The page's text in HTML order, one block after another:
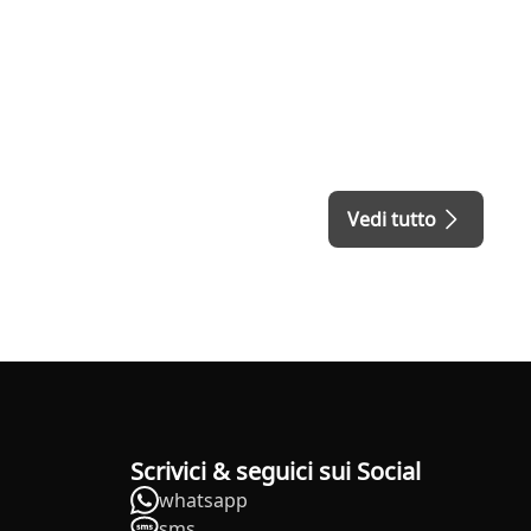
Vedi tutto
Scrivici & seguici sui Social
whatsapp